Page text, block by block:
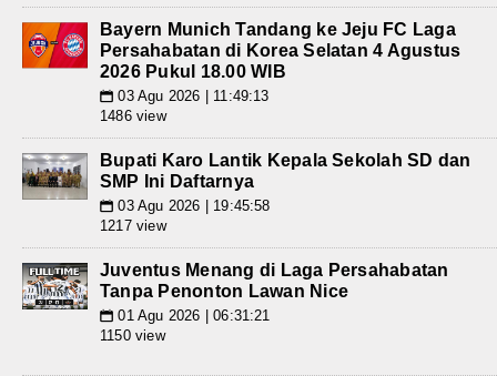
Bayern Munich Tandang ke Jeju FC Laga
Persahabatan di Korea Selatan 4 Agustus
2026 Pukul 18.00 WIB
📅 03 Agu 2026 | 11:49:13
1486 view
Bupati Karo Lantik Kepala Sekolah SD dan
SMP Ini Daftarnya
📅 03 Agu 2026 | 19:45:58
1217 view
Juventus Menang di Laga Persahabatan
Tanpa Penonton Lawan Nice
📅 01 Agu 2026 | 06:31:21
1150 view